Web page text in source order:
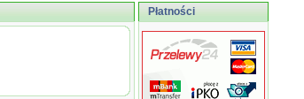
Płatności